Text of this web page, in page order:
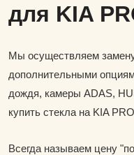
для KIA
Мы осуществляем
дополнительными
дождя, камеры ADAS,
купить стекла на KIA
Всегда называем цену